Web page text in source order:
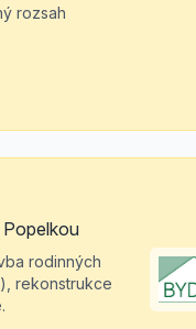
rozsah
rodinných
rekonstrukce